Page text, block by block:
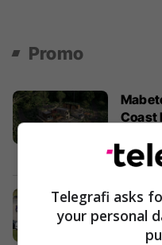
Promo
Coast
Mita
Telegrafi asks
your personal